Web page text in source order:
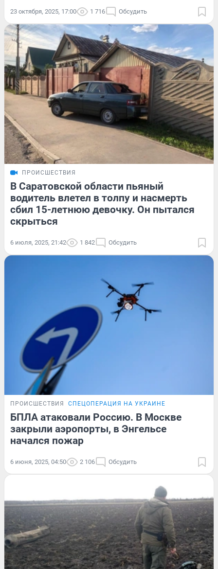
23 октября, 2025, 17:00 1 716 Обсудить
ПРОИСШЕСТВИЯ
В Саратовской области пьяный
водитель влетел в толпу и насмерть
сбил 15-летнюю девочку. Он пытался
скрыться
6 июля, 2025, 21:42 1 842 Обсудить
ПРОИСШЕСТВИЯ СПЕЦОПЕРАЦИЯ НА УКРАИНЕ
БПЛА атаковали Россию. В Москве
закрыли аэропорты, в Энгельсе
начался пожар
6 июня, 2025, 04:50 2 106 Обсудить